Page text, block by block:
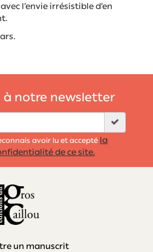
l’envie irrésistible d’en
à notre newsletter
avoir lu et accepté la
de ce site.
un manuscrit